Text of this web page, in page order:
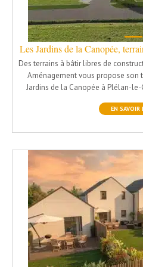
Les Jardins de la Canopée,
Des terrains à bâtir libres de
Aménagement vous propose son
Jardins de la Canopée à Plélan-
EN SAVOIR